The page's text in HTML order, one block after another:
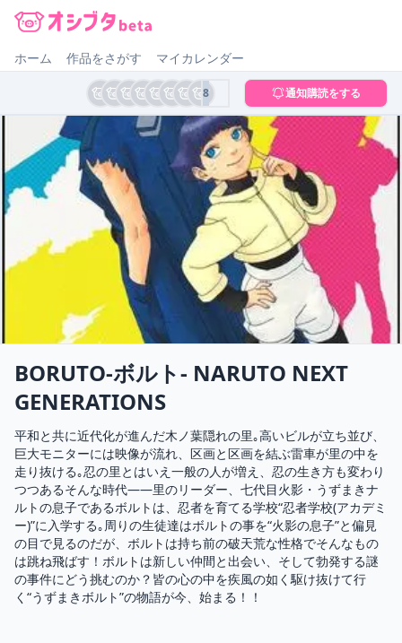
ホーム 作品をさがす マイカレンダー
8 通知購読をする
BORUTO-ボルト- NARUTO NEXT
GENERATIONS
平和と共に近代化が進んだ木ノ葉隠れの里｡高いビルが立ち並び、
巨大モニターには映像が流れ、区画と区画を結ぶ雷車が里の中を
走り抜ける｡忍の里とはいえ一般の人が増え、忍の生き方も変わり
つつあるそんな時代――里のリーダー、七代目火影・うずまきナ
ルトの息子であるボルトは、忍者を育てる学校“忍者学校(アカデミ
ー)”に入学する｡周りの生徒達はボルトの事を“火影の息子”と偏見
の目で見るのだが、ボルトは持ち前の破天荒な性格でそんなもの
は跳ね飛ばす！ボルトは新しい仲間と出会い、そして勃発する謎
の事件にどう挑むのか？皆の心の中を疾風の如く駆け抜けて行
く“うずまきボルト”の物語が今、始まる！！